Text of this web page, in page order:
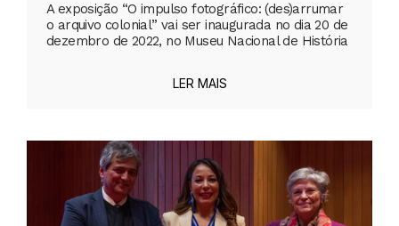
A exposição “O impulso fotográfico: (des)arrumar
o arquivo colonial” vai ser inaugurada no dia 20 de
dezembro de 2022, no Museu Nacional de História
LER MAIS